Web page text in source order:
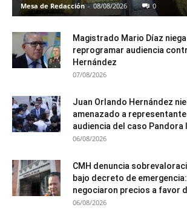
Mesa de Redacción - 08/08/2026 0
Magistrado Mario Díaz
reprogramar audiencia
Hernández
07/08/2026
Juan Orlando Hernández
amenazado a
audiencia del caso Pandora II
06/08/2026
CMH denuncia
bajo decreto de
negociaron precios a favor
06/08/2026